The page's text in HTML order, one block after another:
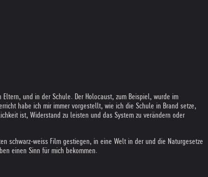
und in der Schule. Der Holocaust, zum Beispiel, wurde im
habe ich mir immer vorgestellt, wie ich die Schule in Brand setze,
ist, Widerstand zu leisten und das System zu verändern oder
schwarz-weiss Film gestiegen, in eine Welt in der und die Naturgesetze
einen Sinn für mich bekommen.